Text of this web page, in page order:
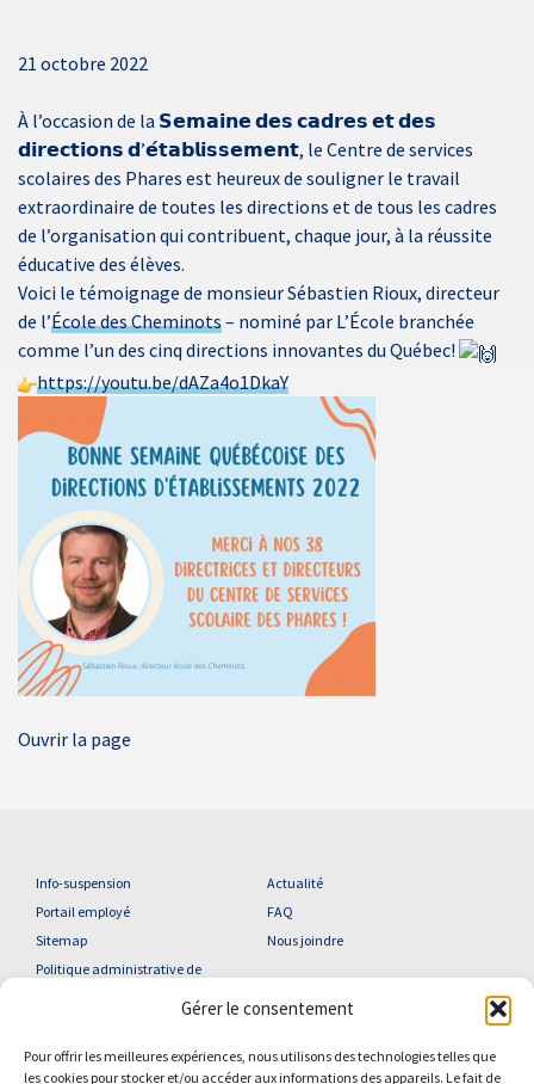
Gérer le consentement
Pour offrir les meilleures expériences, nous utilisons des technologies telles que
les cookies pour stocker et/ou accéder aux informations des appareils. Le fait de
21 octobre 2022
À l’occasion de la 𝗦𝗲𝗺𝗮𝗶𝗻𝗲 𝗱𝗲𝘀 𝗰𝗮𝗱𝗿𝗲𝘀 𝗲𝘁 𝗱𝗲𝘀
𝗱𝗶𝗿𝗲𝗰𝘁𝗶𝗼𝗻𝘀 𝗱’𝗲́𝘁𝗮𝗯𝗹𝗶𝘀𝘀𝗲𝗺𝗲𝗻𝘁, le Centre de services
scolaires des Phares est heureux de souligner le travail
extraordinaire de toutes les directions et de tous les cadres
de l’organisation qui contribuent, chaque jour, à la réussite
éducative des élèves.
Voici le témoignage de monsieur Sébastien Rioux, directeur
de l’École des Cheminots– nominé par L’École branchée
comme l’un des cinq directions innovantes du Québec!
https://youtu.be/dAZa4o1DkaY
Ouvrir la page
Info-suspension
Actualité
Portail employé
FAQ
Sitemap
Nous joindre
Politique administrative de